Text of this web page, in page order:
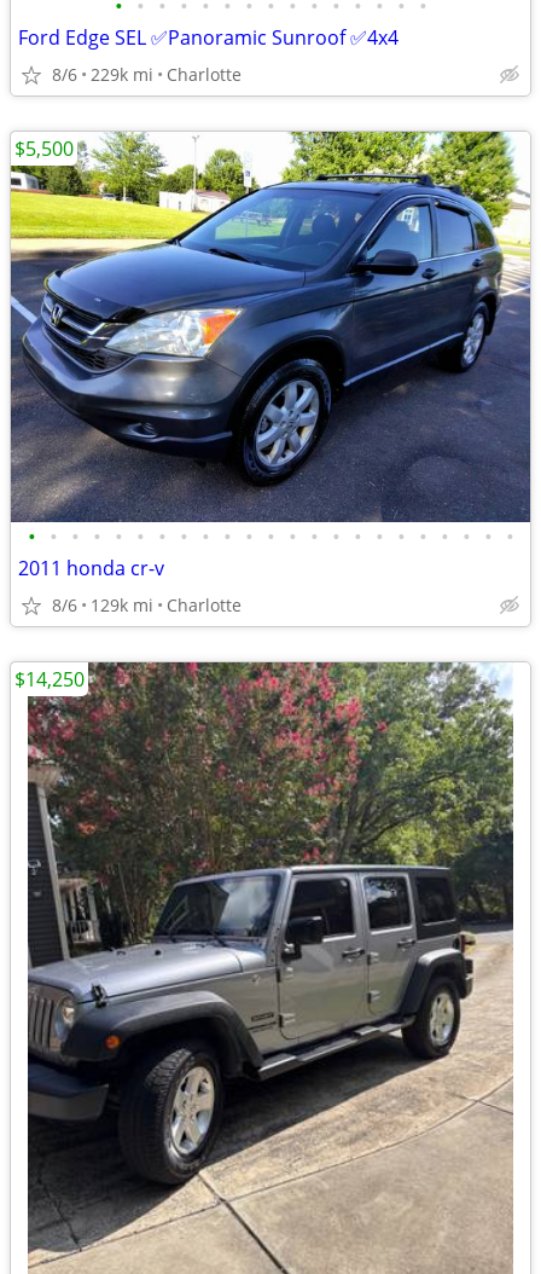
• • • • • • • • • • • • • • •
Ford Edge SEL ✅Panoramic Sunroof ✅4x4
8/6 229k mi Charlotte
• • • • • • • • • • • • • • • • • • • • • • •
2011 honda cr-v
8/6 129k mi Charlotte
$5,500
$14,250